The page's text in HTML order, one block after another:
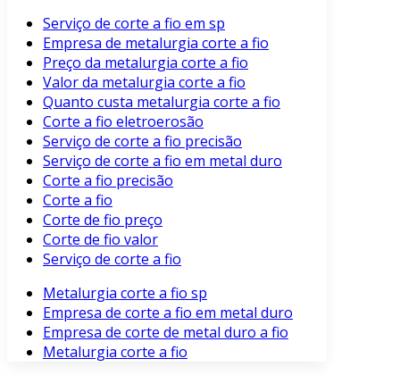
Serviço de corte a fio em sp
Empresa de metalurgia corte a fio
Preço da metalurgia corte a fio
Valor da metalurgia corte a fio
Quanto custa metalurgia corte a fio
Corte a fio eletroerosão
Serviço de corte a fio precisão
Serviço de corte a fio em metal duro
Corte a fio precisão
Corte a fio
Corte de fio preço
Corte de fio valor
Serviço de corte a fio
Metalurgia corte a fio sp
Empresa de corte a fio em metal duro
Empresa de corte de metal duro a fio
Metalurgia corte a fio